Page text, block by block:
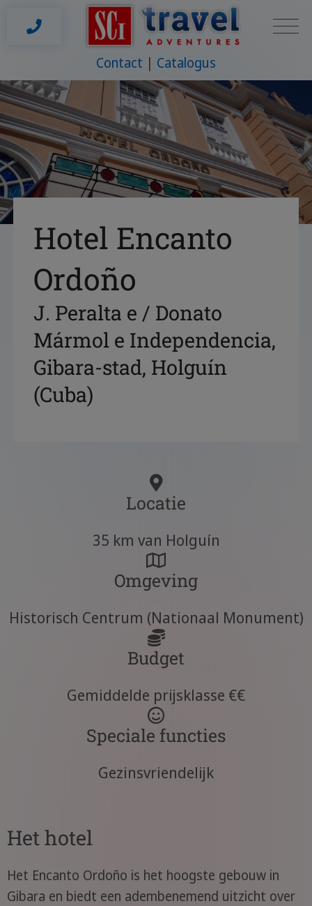
Contact Catalogus
Hotel Encanto
Ordoño
J. Peralta e / Donato
Mármol e Independencia,
Gibara-stad, Holguín
(Cuba)
Locatie
35 km van Holguín
Omgeving
Historisch Centrum (Nationaal Monument)
Budget
Gemiddelde prijsklasse €€
Speciale functies
Gezinsvriendelijk
Het hotel
Het Encanto Ordoño is het hoogste gebouw in
Gibara en biedt een adembenemend uitzicht over